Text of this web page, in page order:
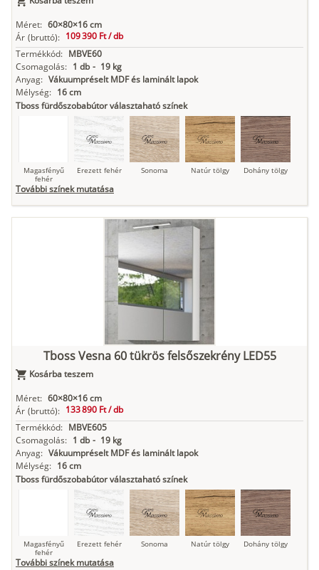
Antracit Matt fekete
Méret: 60×80×16 cm
Ár (bruttó): 109 390 Ft /db
Termékkód: MBVE60
Csomagolás: 1 db - 19 kg
Anyag: Vákuumpréselt MDF és laminált lapok
Mélység: 16 cm
Tboss fürdőszobabútor választaható színek
Magasfényű
fehér
Erezett fehér Sonoma Natúr tölgy Dohány tölgy
Szupermatt
fehér
Nádzöld Füstös zöld
Antracit Matt fekete
További színek mutatása
Tboss Vesna 60 tükrös felsőszekrény LED55
Kosárba teszem
Méret: 60×80×16 cm
Ár (bruttó): 133 890 Ft /db
Termékkód: MBVE605
Csomagolás: 1 db - 19 kg
Anyag: Vákuumpréselt MDF és laminált lapok
Mélység: 16 cm
Tboss fürdőszobabútor választaható színek
Magasfényű
fehér
Erezett fehér Sonoma Natúr tölgy Dohány tölgy
További színek mutatása